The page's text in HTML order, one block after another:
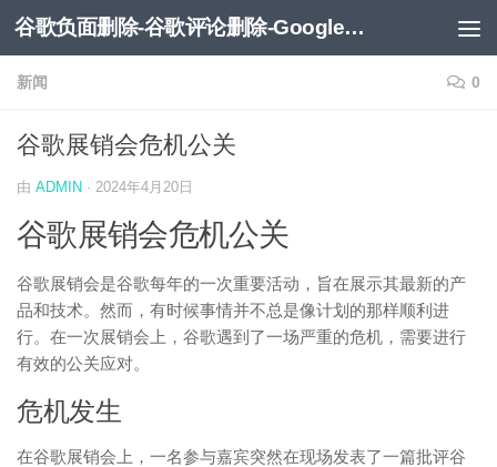
跳至内容 谷歌负面删除-谷歌评论删除-Google负面移除-Google负面评论删除
新闻 0
谷歌展销会危机公关
由 ADMIN · 2024年4月20日
谷歌展销会危机公关
谷歌展销会是谷歌每年的一次重要活动，旨在展示其最新的产
品和技术。然而，有时候事情并不总是像计划的那样顺利进
行。在一次展销会上，谷歌遇到了一场严重的危机，需要进行
有效的公关应对。
危机发生
在谷歌展销会上，一名参与嘉宾突然在现场发表了一篇批评谷